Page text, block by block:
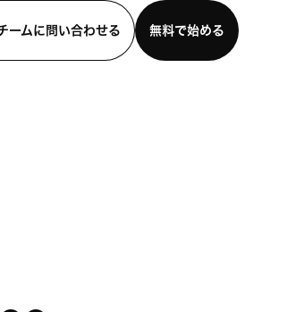
ームに問い合わせる
無料で始める